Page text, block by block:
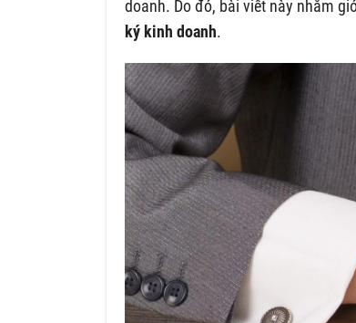
doanh. Do đó, bài viết này nhằm
ký kinh doanh.